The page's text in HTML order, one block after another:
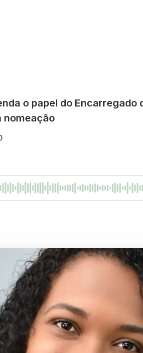
o papel do Encarregado
nomeação